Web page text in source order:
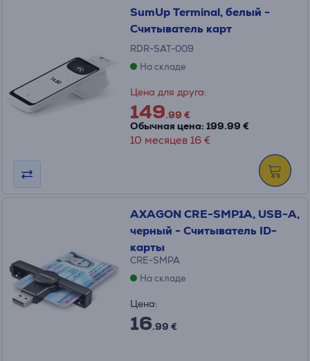
SumUp Terminal, белый -
Считыватель карт
RDR-SAT-009
На складе
Цена для друга:
149.99 €
Обычная цена: 199.99 €
10 месяцев 16 €
AXAGON CRE-SMP1A, USB-A,
черный - Считыватель ID-
карты
CRE-SMPA
На складе
Цена:
16.99 €